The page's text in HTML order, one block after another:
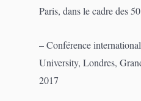
Paris, dans le cadre des
– Conférence
University, Londres,
2017